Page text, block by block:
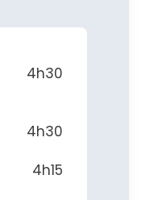
4h30
4h30
4h15